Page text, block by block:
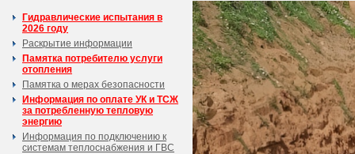
Гидравлические испытания в
2026 году
Раскрытие информации
Памятка потребителю услуги
отопления
Памятка о мерах безопасности
Информация по оплате УК и ТСЖ
за потребленную тепловую
энергию
Информация по подключению к
системам теплоснабжения и ГВС